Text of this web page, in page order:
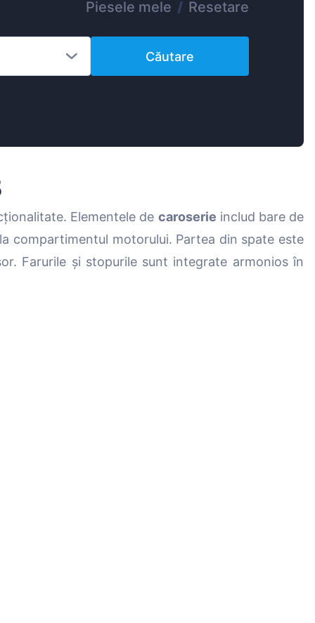
Magyar
Lietuvių
Hrvatski
Piesele mele / Resetare
Căutare
Elementele de caroserie includ bare de
compartimentul motorului. Partea din spate este
Farurile și stopurile sunt integrate armonios în